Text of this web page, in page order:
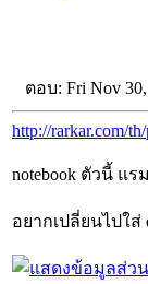
ตอบ: Fri Nov 30,
http://rarkar.com/
notebook ตัวนี้ แร
อยากเปลี่ยนไปใส่